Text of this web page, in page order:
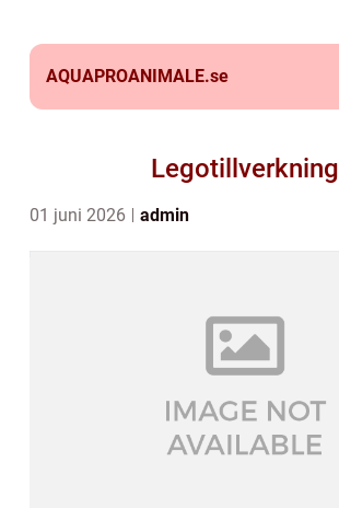
AQUAPROANIMALE.se
Legotillverkning
01 juni 2026 admin